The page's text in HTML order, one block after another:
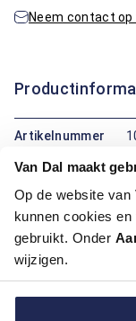
Van Dal maakt
Op de website van
kunnen cookies
gebruikt. Onder
wijzigen.
Neem contact op
Artikelnummer
Materiaal:
Pasvorm:
Motief:
Maatinformatie